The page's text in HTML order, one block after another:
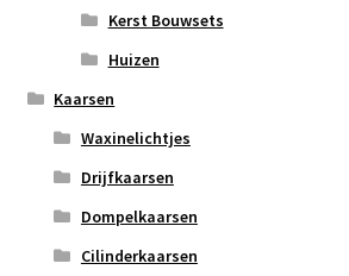
Kerst Bouwsets
Huizen
Kaarsen
Waxinelichtjes
Drijfkaarsen
Dompelkaarsen
Cilinderkaarsen